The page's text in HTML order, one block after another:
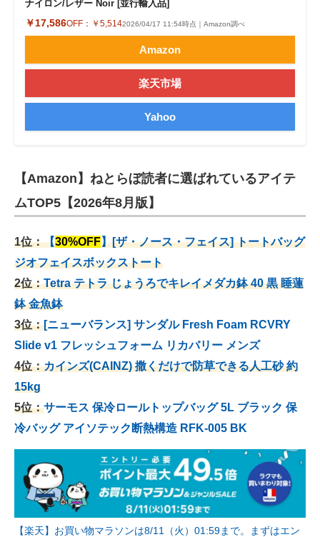
ナイロン/レザー Noir [並行輸入品]
￥17,586OFF： ￥5,5142026/04/17 11:54時点｜Amazon調べ
Amazon
楽天市場
Yahoo
【Amazon】ねとらぼ読者に選ばれているアイテ
ムTOP5【2026年8月版】
1位：【30%OFF】[ザ・ノース・フェイス] トートバッグ
ジオフェイスボックストート
2位：Tetra テトラ じょうろでキレイメダカ鉢 40 黒 睡蓮
鉢 金魚鉢
3位：[ニューバランス] サンダル Fresh Foam RCVRY
Slide v1 フレッシュフォーム リカバリー メンズ
4位：カインズ(CAINZ) 撒くだけで防草できる人工砂 約
15kg
5位：サーモス 保冷ロールトップバッグ 5L ブラック 保
冷バッグ アイソテック断熱構造 RFK-005 BK
【楽天】お買い物マラソンは8/11（火）01:59まで。まずはエン